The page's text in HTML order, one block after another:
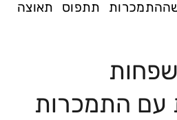
תתפוס תאוצה
עם התמכרות